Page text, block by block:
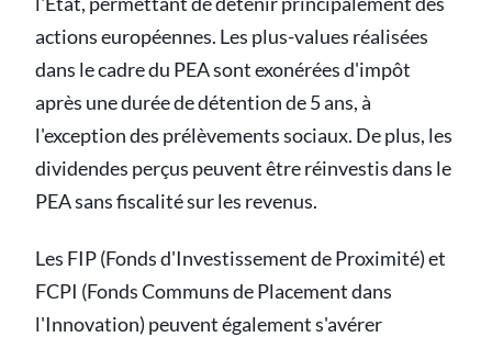
actions européennes. Les plus-values réalisées
dans le cadre du PEA sont exonérées d'impôt
après une durée de détention de 5 ans, à
l'exception des prélèvements sociaux. De plus, les
dividendes perçus peuvent être réinvestis dans le
PEA sans fiscalité sur les revenus.
Les FIP (Fonds d'Investissement de Proximité) et
FCPI (Fonds Communs de Placement dans
l'Innovation) peuvent également s'avérer